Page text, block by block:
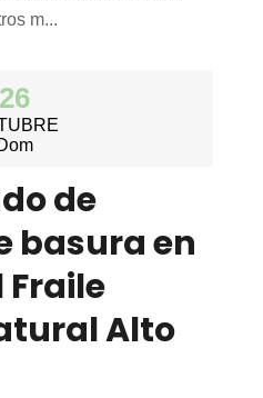
m...
26
de
basura en
Fraile
Alto